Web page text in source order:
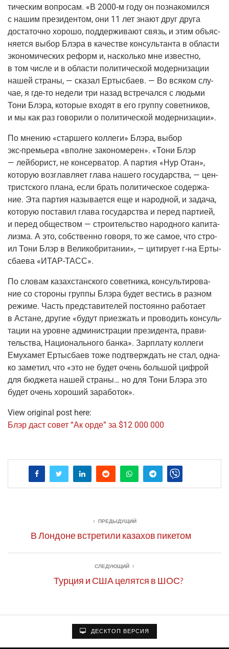
ти­че­ским вопро­сам. «В 2000‑м году он позна­ко­мил­ся
с нашим пре­зи­ден­том, они 11 лет зна­ют друг дру­га
доста­точ­но хоро­шо, под­дер­жи­ва­ют связь, и этим объ­яс­
ня­ет­ся выбор Блэ­ра в каче­стве кон­суль­тан­та в обла­сти
эко­но­ми­че­ских реформ и, насколь­ко мне извест­но,
в том чис­ле и в обла­сти поли­ти­че­ской модер­ни­за­ции
нашей стра­ны, — ска­зал Ерты­с­ба­ев. — Во вся­ком слу­
чае, я где-то неде­ли три назад встре­чал­ся с людь­ми
Тони Блэ­ра, кото­рые вхо­дят в его груп­пу совет­ни­ков,
и мы как раз гово­ри­ли о поли­ти­че­ской модернизации».
По мне­нию «стар­ше­го кол­ле­ги» Блэ­ра, выбор
экс-пре­мье­ра «вполне зако­но­ме­рен». «Тони Блэр
— лей­бо­рист, не кон­сер­ва­тор. А пар­тия «Нур Отан»,
кото­рую воз­глав­ля­ет гла­ва наше­го госу­дар­ства, — цен­
трист­ско­го пла­на, если брать поли­ти­че­ское содер­жа­
ние. Эта пар­тия назы­ва­ет­ся еще и народ­ной, и зада­ча,
кото­рую поста­вил гла­ва госу­дар­ства и перед пар­ти­ей,
и перед обще­ством — стро­и­тель­ство народ­но­го капи­та­
лиз­ма. А это, соб­ствен­но гово­ря, то же самое, что стро­
ил Тони Блэр в Вели­ко­бри­та­нии», — цити­ру­ет г‑на Ерты­
с­ба­е­ва «ИТАР-ТАСС».
По сло­вам казах­стан­ско­го совет­ни­ка, кон­суль­ти­ро­ва­
ние со сто­ро­ны груп­пы Блэ­ра будет вестись в раз­ном
режи­ме. Часть пред­ста­ви­те­лей посто­ян­но рабо­та­ет
в Астане, дру­гие «будут при­ез­жать и про­во­дить кон­суль­
та­ции на уровне адми­ни­стра­ции пре­зи­ден­та, пра­ви­
тель­ства, Наци­о­наль­но­го бан­ка». Зар­пла­ту кол­ле­ги
Ему­ха­мет Ерты­с­ба­ев тоже под­твер­ждать не стал, одна­
ко заме­тил, что «это не будет очень боль­шой циф­рой
для бюд­же­та нашей стра­ны… но для Тони Блэ­ра это
будет очень хоро­ший заработок».
View original post here:
Блэр даст совет “Ак орде” за $12 000 000
ПРЕДЫДУЩИЙ
В Лондоне встретили казахов пикетом
СЛЕДУЮЩИЙ
Турция и США целятся в ШОС?
ДЕСКТОП ВЕРСИЯ